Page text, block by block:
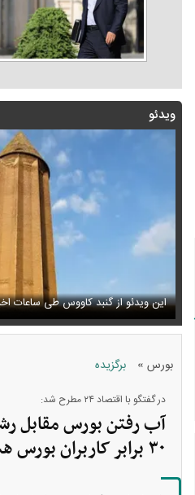
ویدئو
فیلم/پزشکیان:از قالیباف خواهش کردیم
شودعکس/پرواز سوخت‌رسان‌های
بورس» برگزیده
در گفتگو با اقتصاد ۲۴ مطرح شد:
آب رفتن بورس مقابل
۳۰ برابر کاربران بورس هستند